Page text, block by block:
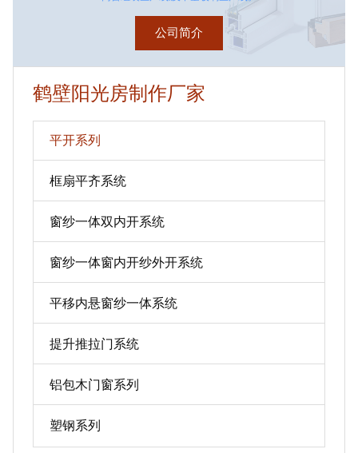
公司简介
鹤壁阳光房制作厂家
平开系列
框扇平齐系统
窗纱一体双内开系统
窗纱一体窗内开纱外开系统
平移内悬窗纱一体系统
提升推拉门系统
铝包木门窗系列
塑钢系列